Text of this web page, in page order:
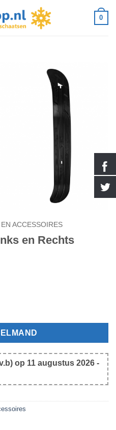
0
ACCESSOIRES
en Rechts
op 11 augustus 2026 -